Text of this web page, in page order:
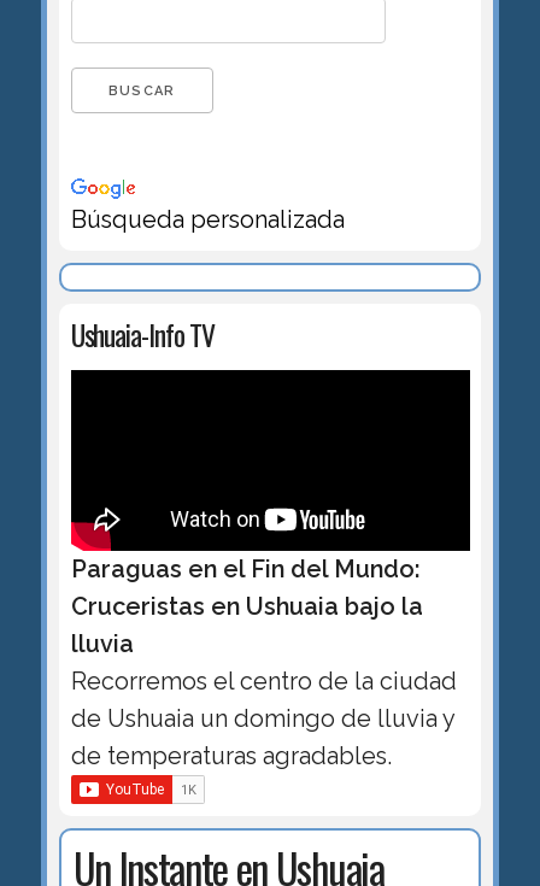
Búsqueda personalizada
Ushuaia-Info TV
Paraguas en el Fin del Mundo:
Cruceristas en Ushuaia bajo la
lluvia
Recorremos el centro de la ciudad
de Ushuaia un domingo de lluvia y
de temperaturas agradables.
Un Instante en Ushuaia